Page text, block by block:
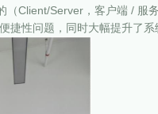
（Client/Server，客户端 / 服
捷性问题，同时大幅提升了系